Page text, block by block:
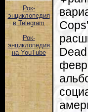
Рок-
энциклопедия
в Telegram
Рок-
энциклопедия
на YouTube